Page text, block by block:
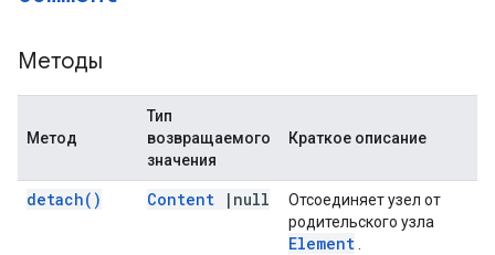
Методы
Метод
Тип
возвращаемого
значения
Краткое описание
detach( ) Content | null
Отсоединяет узел от
родительского узла
Element